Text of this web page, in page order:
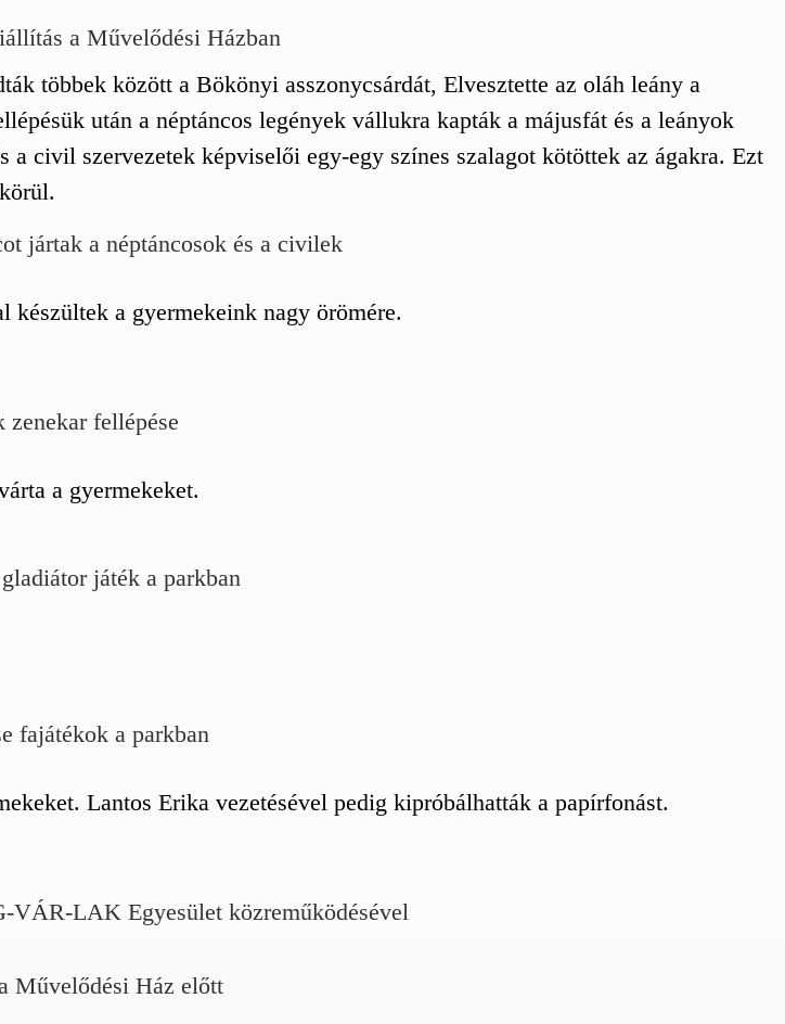
a Művelődési Házban
többek között a Bökönyi asszonycsárdát, Elvesztette az oláh leány a
után a néptáncos legények vállukra kapták a májusfát és a leányok
a civil szervezetek képviselői egy-egy színes szalagot kötöttek az ágakra. Ezt
jártak a néptáncosok és a civilek
készültek a gyermekeink nagy örömére.
zenekar fellépése
a gyermekeket.
játék a parkban
fajátékok a parkban
Lantos Erika vezetésével pedig kipróbálhatták a papírfonást.
VÁR-LAK Egyesület közreműködésével
Művelődési Ház előtt